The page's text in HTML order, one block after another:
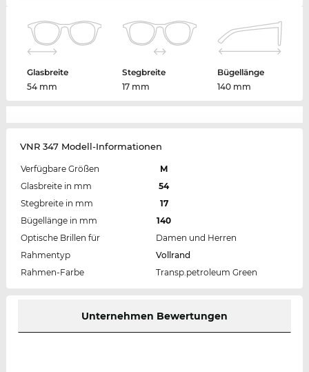
Glasbreite
54 mm
Stegbreite
17 mm
Bügellänge
140 mm
VNR 347 Modell-Informationen
Verfügbare Größen
M
Glasbreite in mm
54
Stegbreite in mm
17
Bügellänge in mm
140
Optische Brillen für
Damen und Herren
Rahmentyp
Vollrand
Rahmen-Farbe
Transp.petroleum Green
Unternehmen Bewertungen